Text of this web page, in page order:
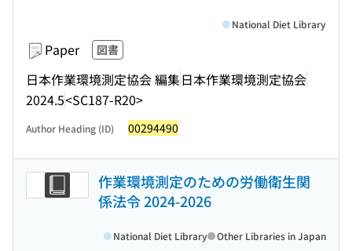
Paper 図書
日本作業環境測定協会 編集日本作業環境測定協会
2024.5<SC187-R20>
National Diet Library
Author Heading (ID) 00294490
作業環境測定のための労働衛生関
係法令 2024-2026
National Diet Library Other Libraries in Japan